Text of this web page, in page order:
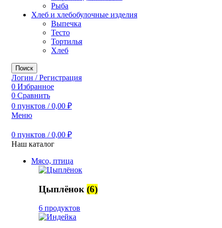
Рыба
Хлеб и хлебобулочные изделия
Выпечка
Тесто
Тортилья
Хлеб
Поиск
Логин / Регистрация
0 Избранное
0 Сравнить
0 пунктов / 0,00 ₽
Меню
0 пунктов / 0,00 ₽
Наш каталог
Мясо, птица
Цыплёнок (6)
6 продуктов